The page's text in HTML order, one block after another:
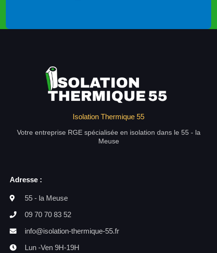
Isolation Thermique 55
Votre entreprise RGE spécialisée en isolation dans le 55 - la
Meuse
Adresse :
55 - la Meuse
09 70 70 83 52
info@isolation-thermique-55.fr
Lun -Ven 9H-19H